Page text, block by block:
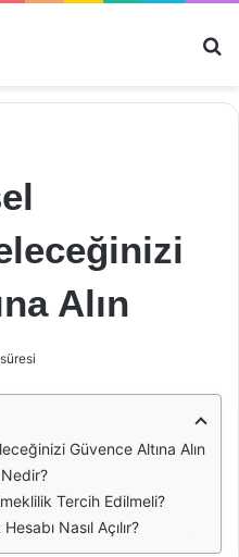
Alın
Güvence Altına Alın
Tercih Edilmeli?
Nasıl Açılır?